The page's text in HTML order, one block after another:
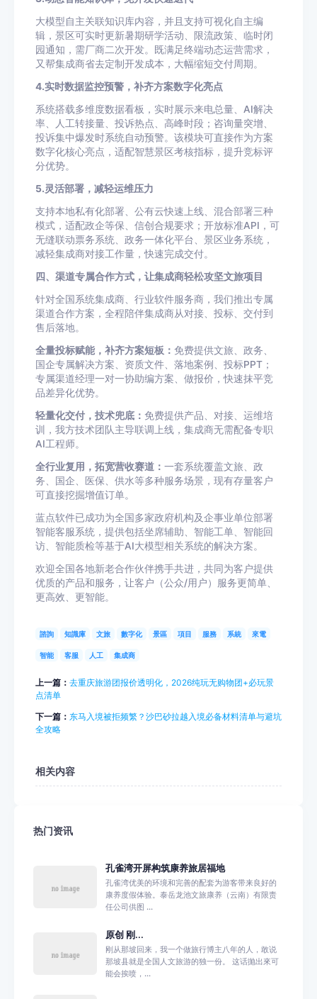
大模型自主关联知识库内容，并且支持可视化自主编
辑，景区可实时更新暑期研学活动、限流政策、临时闭
园通知，需厂商二次开发。既满足终端动态运营需求，
又帮集成商省去定制开发成本，大幅缩短交付周期。
4.实时数据监控预警，补齐方案数字化亮点
系统搭载多维度数据看板，实时展示来电总量、AI解决
率、人工转接量、投诉热点、高峰时段；咨询量突增、
投诉集中爆发时系统自动预警。该模块可直接作为方案
数字化核心亮点，适配智慧景区考核指标，提升竞标评
分优势。
5.灵活部署，减轻运维压力
支持本地私有化部署、公有云快速上线、混合部署三种
模式，适配政企等保、信创合规要求；开放标准API，可
无缝联动票务系统、政务一体化平台、景区业务系统，
减轻集成商对接工作量，快速完成交付。
四、渠道专属合作方式，让集成商轻松攻坚文旅项目
针对全国系统集成商、行业软件服务商，我们推出专属
渠道合作方案，全程陪伴集成商从对接、投标、交付到
售后落地。
全量投标赋能，补齐方案短板： 免费提供文旅、政务、
国企专属解决方案、资质文件、落地案例、投标PPT；
专属渠道经理一对一协助编方案、做报价，快速抹平竞
品差异化优势。
轻量化交付，技术兜底： 免费提供产品、对接、运维培
训，我方技术团队主导联调上线，集成商无需配备专职
AI工程师。
全行业复用，拓宽营收赛道： 一套系统覆盖文旅、政
务、国企、医保、供水等多种服务场景，现有存量客户
可直接挖掘增值订单。
蓝点软件已成功为全国多家政府机构及企事业单位部署
智能客服系统，提供包括坐席辅助、智能工单、智能回
访、智能质检等基于AI大模型相关系统的解决方案。
欢迎全国各地新老合作伙伴携手共进，共同为客户提供
优质的产品和服务，让客户（公众/用户）服务更简单、
更高效、更智能。
諮詢 知識庫 文旅 數字化 景區 項目 服務 系統 來電
智能 客服 人工 集成商
上一篇： 去重庆旅游团报价透明化，2026纯玩无购物团+必玩景
点清单
下一篇： 东马入境被拒频繁？沙巴砂拉越入境必备材料清单与避坑
全攻略
相关内容
热门资讯
孔雀湾开屏构筑康养旅居福地
孔雀湾优美的环境和完善的配套为游客带来良好的
康养度假体验。泰岳龙池文旅康养（云南）有限责
任公司供图 ...
原创 刚...
刚从那坡回来，我一个做旅行博主八年的人，敢说
那坡县就是全国人文旅游的独一份。 这话抛出來可
能会挨喷，...